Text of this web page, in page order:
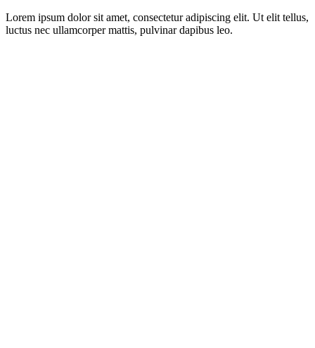
Lorem ipsum dolor sit amet, consectetur adipiscing elit. Ut elit tellus,
luctus nec ullamcorper mattis, pulvinar dapibus leo.